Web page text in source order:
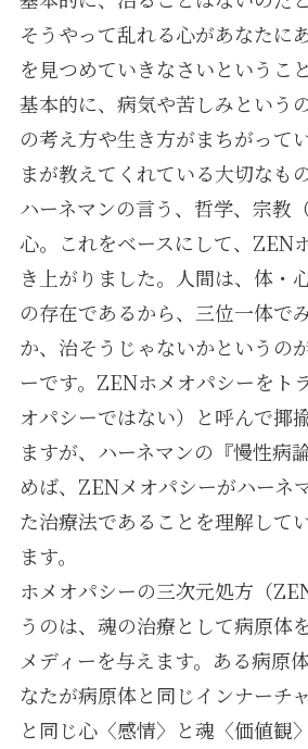
そうやって乱れる心があなたに
を見つめていきなさいということ
基本的に、病気や苦しみという
の考え方や生き方がまちがって
まが教えてくれている大切なも
ハーネマンの言う、哲学、宗教
心。これをベースにして、ZEN
き上がりました。人間は、体・
の存在であるから、三位一体で
か、治そうじゃないかというの
ーです。ZENホメオパシーをト
オパシーではない）と呼んで揶
ますが、ハーネマンの『慢性病
めば、ZENメオパシーがハーネ
た治療法であることを理解して
ます。
ホメオパシーの三次元処方（
うのは、魂の治療として病原体
メディーを与えます。ある病原
なたが病原体と同じインナーチ
と同じ心〈感情〉と魂〈価値観